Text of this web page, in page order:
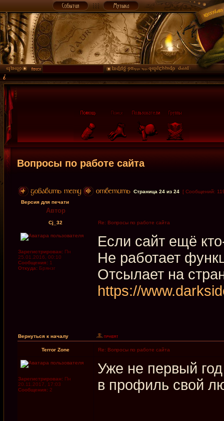
Вопросы по работе сайта
Страница 24 из 24 [ Сообщений:
Версия для печати
Автор
Cj_32 Re: Вопросы по работе сайта
Зарегистрирован: Пн
25.01.2016, 00:10
Сообщения: 1
Откуда: Брянзг
Если сайт ещё
Не работает
Отсылает на
https://
Вернуться к началу
Terror Zone Re: Вопросы по работе сайта
Зарегистрирован: Пн
20.11.2017, 17:03
Сообщения: 2
Уже не первый
в профиль свой